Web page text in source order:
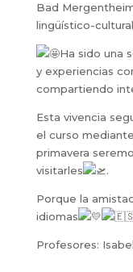
Bad
lingüístico-
Ha sido una
y experiencias
compartiendo
Esta vivencia
el curso
primavera
visitarles
.
Porque la
idiomas
Profesores: